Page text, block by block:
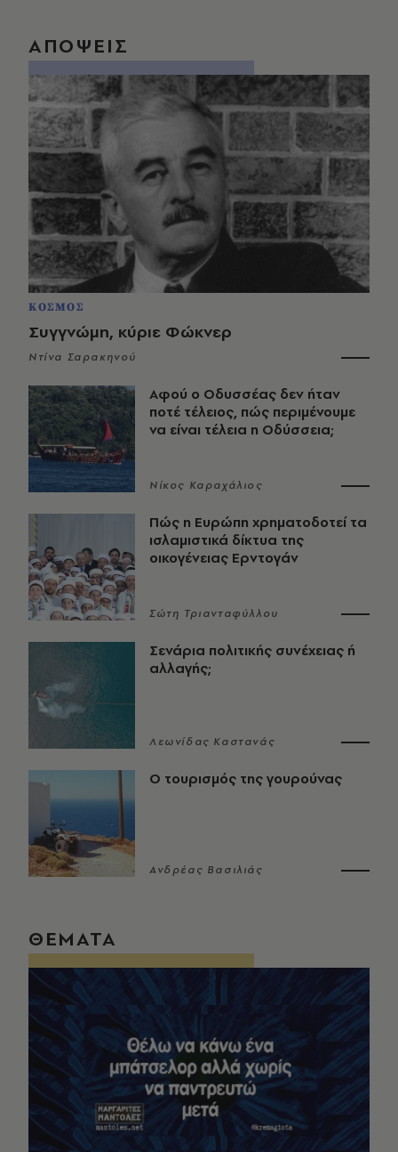
ΑΠΟΨΕΙΣ
ΚΟΣΜΟΣ
Συγγνώμη, κύριε Φώκνερ
Ντίνα Σαρακηνού
Αφού ο Οδυσσέας δεν ήταν
ποτέ τέλειος, πώς περιμένουμε
να είναι τέλεια η Οδύσσεια;
Νίκος Καραχάλιος
Πώς η Ευρώπη χρηματοδοτεί τα
ισλαμιστικά δίκτυα της
οικογένειας Ερντογάν
Σώτη Τριανταφύλλου
Σενάρια πολιτικής συνέχειας ή
αλλαγής;
Λεωνίδας Καστανάς
Ο τουρισμός της γουρούνας
Ανδρέας Βασιλιάς
ΘΕΜΑΤΑ